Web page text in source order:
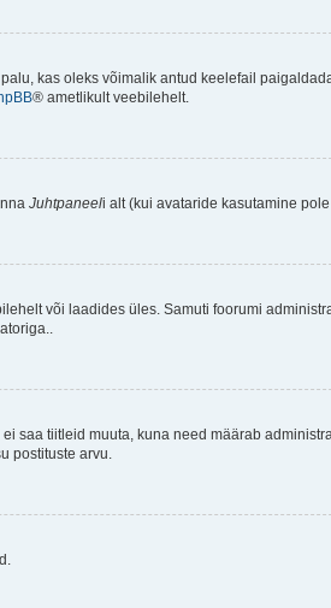
kas oleks võimalik antud keelefail
® ametlikult veebilehelt.
Juhtpaneeli alt (kui avataride kasutamine
või laadides üles. Samuti foorumi
saa tiitleid muuta, kuna need määrab
postituste arvu.